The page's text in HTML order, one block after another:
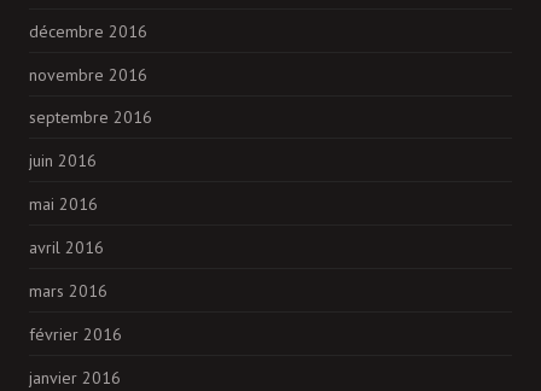
décembre 2016
novembre 2016
septembre 2016
juin 2016
mai 2016
avril 2016
mars 2016
février 2016
janvier 2016